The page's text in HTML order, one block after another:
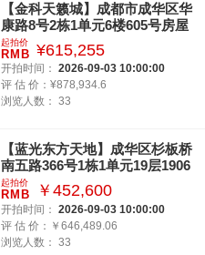
【金科天籁城】成都市成华区华
康路8号2栋1单元6楼605号房屋
及附属设施
起拍价
RMB ¥615,255
开拍时间： 2026-09-03 10:00:00
评 估 价：¥878,934.6
浏览人数： 33
【蓝光东方天地】成华区杉板桥
南五路366号1栋1单元19层1906
号房屋
起拍价
RMB ￥452,600
开拍时间： 2026-09-03 10:00:00
评 估 价：￥646,489.06
浏览人数： 33